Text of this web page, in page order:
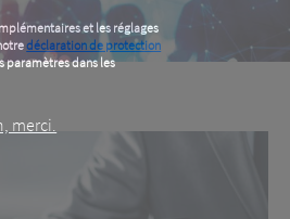
et les réglages
déclaration de protection
paramètres dans les
merci.